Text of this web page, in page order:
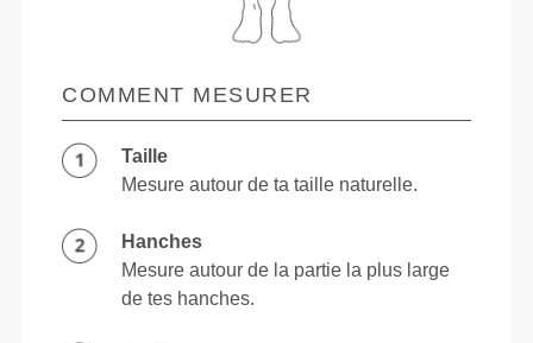
COMMENT MESURER
Taille
Mesure autour de ta taille naturelle.
Hanches
Mesure autour de la partie la plus large
de tes hanches.